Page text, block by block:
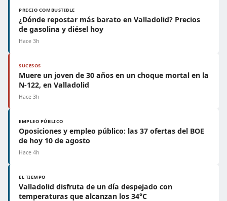
PRECIO COMBUSTIBLE
¿Dónde repostar más barato en Valladolid? Precios
de gasolina y diésel hoy
Hace 3h
SUCESOS
Muere un joven de 30 años en un choque mortal en la
N-122, en Valladolid
Hace 3h
EMPLEO PÚBLICO
Oposiciones y empleo público: las 37 ofertas del BOE
de hoy 10 de agosto
Hace 4h
EL TIEMPO
Valladolid disfruta de un día despejado con
temperaturas que alcanzan los 34°C